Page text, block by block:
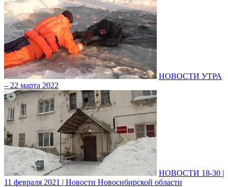
НОВОСТИ УТРА
– 22 марта 2022
НОВОСТИ 18-30 |
11 февраля 2021 | Новости Новосибирской области